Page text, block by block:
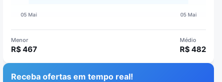
Menor
R$ 467
Médio
R$ 482
Receba ofertas em tempo real!